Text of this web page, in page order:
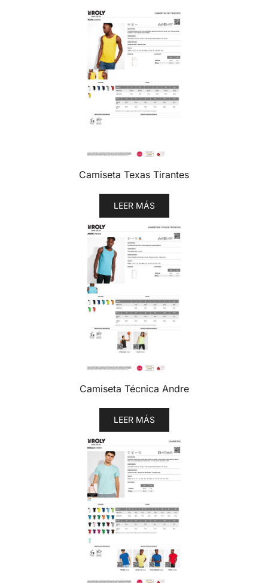
Camiseta Texas Tirantes
LEER MÁS
Camiseta Técnica Andre
LEER MÁS